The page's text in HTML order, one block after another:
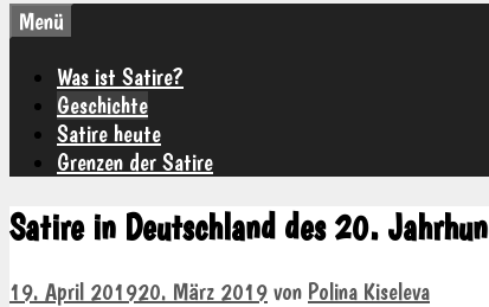
Menü
Was ist Satire?
Geschichte
Satire heute
Grenzen der Satire
Satire in Deutschland des 20.
19. April 201920. März 2019 von Polina Kiseleva